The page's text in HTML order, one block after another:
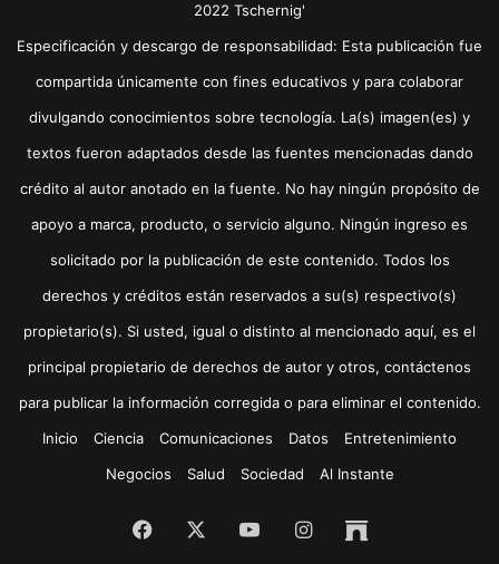
2022 Tschernig'
Especificación y descargo de responsabilidad: Esta publicación fue
compartida únicamente con fines educativos y para colaborar
divulgando conocimientos sobre tecnología. La(s) imagen(es) y
textos fueron adaptados desde las fuentes mencionadas dando
crédito al autor anotado en la fuente. No hay ningún propósito de
apoyo a marca, producto, o servicio alguno. Ningún ingreso es
solicitado por la publicación de este contenido. Todos los
derechos y créditos están reservados a su(s) respectivo(s)
propietario(s). Si usted, igual o distinto al mencionado aquí, es el
principal propietario de derechos de autor y otros, contáctenos
para publicar la información corregida o para eliminar el contenido.
Inicio
Ciencia Comunicaciones Datos
Entretenimiento
Negocios
Salud Sociedad Al Instante
Facebook YouTubeInstagramArchive